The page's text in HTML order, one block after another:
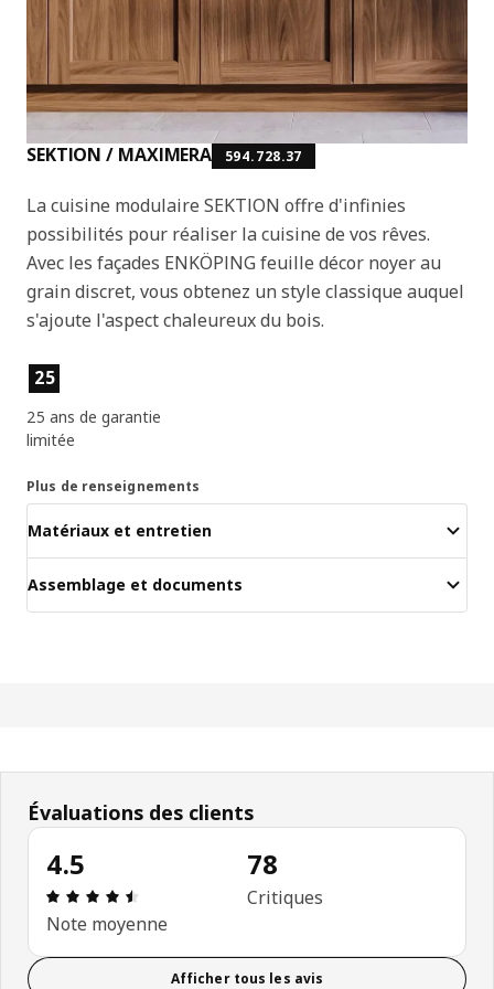
SEKTION / MAXIMERA 594.728.37
La cuisine modulaire SEKTION offre d'infinies
possibilités pour réaliser la cuisine de vos rêves.
Avec les façades ENKÖPING feuille décor noyer au
grain discret, vous obtenez un style classique auquel
s'ajoute l'aspect chaleureux du bois.
Caractéristiques principales
25
25 ans de garantie
limitée
Plus de renseignements
Matériaux et entretien
Assemblage et documents
Évaluations des clients
4.5
Avis: 4.5 sur 5 étoiles. Nombre total d'avis: 78
Note moyenne
78
Critiques
Afficher tous les avis